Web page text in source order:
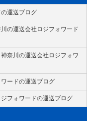
運送ブログ
の運送会社ロジフォワード
奈川の運送会社ロジフォワ
ードの運送ブログ
フォワードの運送ブログ